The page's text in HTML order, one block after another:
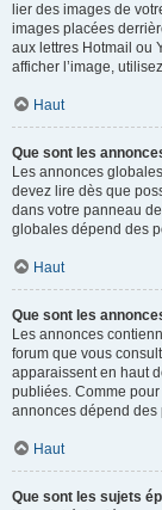
lier des images de
images placées
aux lettres Hotmail ou
afficher l’image,
Haut
Que sont les
Les annonces
devez lire dès que
dans votre panneau
globales dépend des
Haut
Que sont les
Les annonces
forum que vous
apparaissent en haut
publiées. Comme
annonces dépend des
Haut
Que sont les sujets